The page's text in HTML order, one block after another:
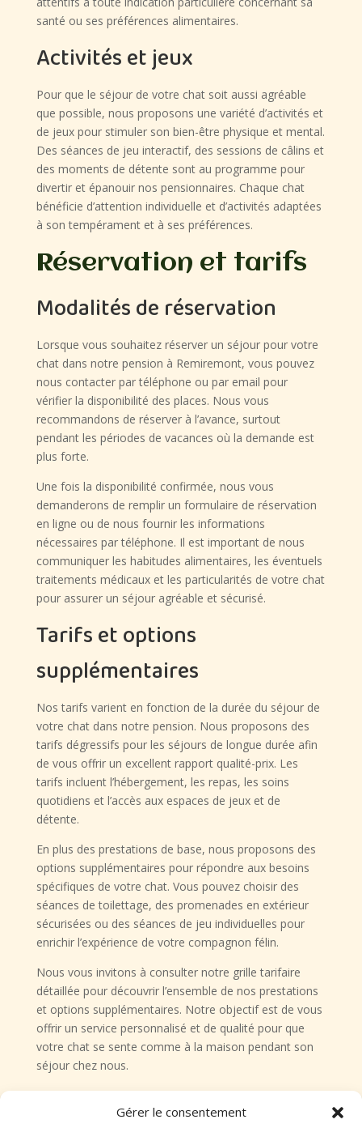
Gérer le consentement
santé ou ses préférences alimentaires.
Activités et jeux
Pour que le séjour de votre chat soit aussi agréable
que possible, nous proposons une variété d’activités et
de jeux pour stimuler son bien-être physique et mental.
Des séances de jeu interactif, des sessions de câlins et
des moments de détente sont au programme pour
divertir et épanouir nos pensionnaires. Chaque chat
bénéficie d’attention individuelle et d’activités adaptées
à son tempérament et à ses préférences.
Réservation et tarifs
Modalités de réservation
Lorsque vous souhaitez réserver un séjour pour votre
chat dans notre pension à Remiremont, vous pouvez
nous contacter par téléphone ou par email pour
vérifier la disponibilité des places. Nous vous
recommandons de réserver à l’avance, surtout
pendant les périodes de vacances où la demande est
plus forte.
Une fois la disponibilité confirmée, nous vous
demanderons de remplir un formulaire de réservation
en ligne ou de nous fournir les informations
nécessaires par téléphone. Il est important de nous
communiquer les habitudes alimentaires, les éventuels
traitements médicaux et les particularités de votre chat
pour assurer un séjour agréable et sécurisé.
Tarifs et options
supplémentaires
Nos tarifs varient en fonction de la durée du séjour de
votre chat dans notre pension. Nous proposons des
tarifs dégressifs pour les séjours de longue durée afin
de vous offrir un excellent rapport qualité-prix. Les
tarifs incluent l’hébergement, les repas, les soins
quotidiens et l’accès aux espaces de jeux et de
détente.
En plus des prestations de base, nous proposons des
options supplémentaires pour répondre aux besoins
spécifiques de votre chat. Vous pouvez choisir des
séances de toilettage, des promenades en extérieur
sécurisées ou des séances de jeu individuelles pour
enrichir l’expérience de votre compagnon félin.
Nous vous invitons à consulter notre grille tarifaire
détaillée pour découvrir l’ensemble de nos prestations
et options supplémentaires. Notre objectif est de vous
offrir un service personnalisé et de qualité pour que
votre chat se sente comme à la maison pendant son
séjour chez nous.
Conseils pour